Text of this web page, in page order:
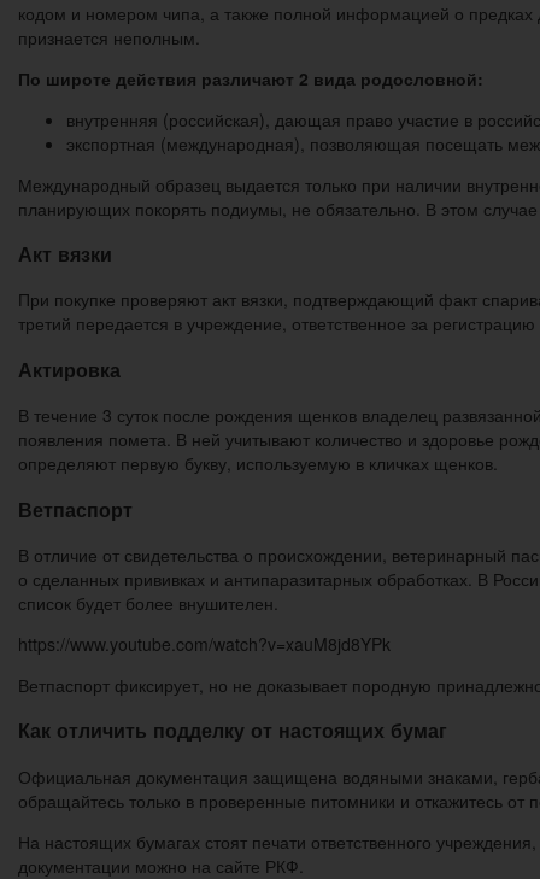
кодом и номером чипа, а также полной информацией о предках
признается неполным.
По широте действия различают 2 вида родословной:
внутренняя (российская), дающая право участие в
экспортная (международная), позволяющая посещать
Международный образец выдается только при наличии
планирующих покорять подиумы, не обязательно. В этом
Акт вязки
При покупке проверяют акт вязки, подтверждающий факт
третий передается в учреждение, ответственное за
Актировка
В течение 3 суток после рождения щенков владелец
появления помета. В ней учитывают количество и здоровье
определяют первую букву, используемую в кличках щенков.
Ветпаспорт
В отличие от свидетельства о происхождении, ветеринарный
о сделанных прививках и антипаразитарных обработках. В
список будет более внушителен.
https://www.youtube.com/watch?v=xauM8jd8YPk
Ветпаспорт фиксирует, но не доказывает породную
Как отличить подделку от настоящих бумаг
Официальная документация защищена водяными знаками,
обращайтесь только в проверенные питомники и откажитесь от
На настоящих бумагах стоят печати ответственного
документации можно на сайте РКФ.